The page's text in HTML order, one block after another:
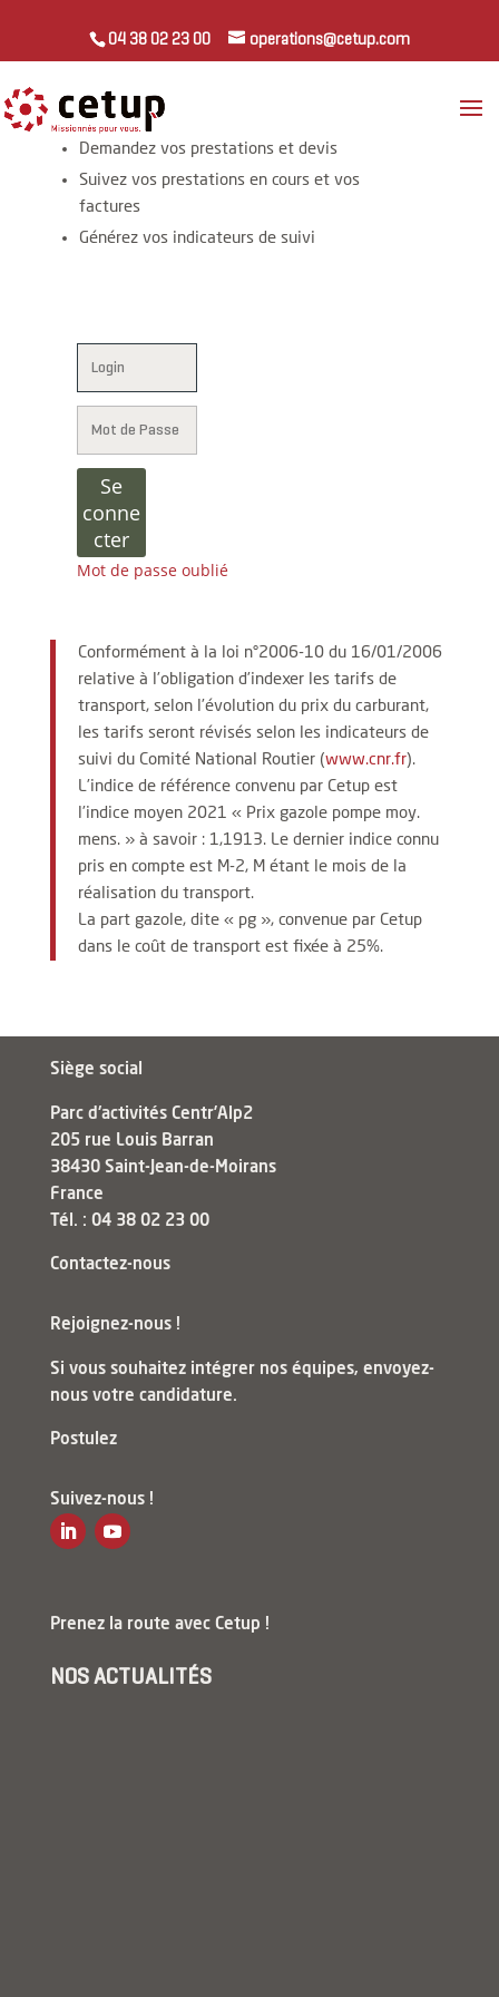
04 38 02 23 00 operations@cetup.com
Demandez vos prestations et devis
Suivez vos prestations en cours et vos
factures
Générez vos indicateurs de suivi
Se
conne
cter
Mot de passe oublié
Conformément à la loi n°2006-10 du 16/01/2006
relative à l’obligation d’indexer les tarifs de
transport, selon l’évolution du prix du carburant,
les tarifs seront révisés selon les indicateurs de
suivi du Comité National Routier (www.cnr.fr).
L’indice de référence convenu par Cetup est
l’indice moyen 2021 « Prix gazole pompe moy.
mens. » à savoir : 1,1913. Le dernier indice connu
pris en compte est M-2, M étant le mois de la
réalisation du transport.
La part gazole, dite « pg », convenue par Cetup
dans le coût de transport est fixée à 25%.
Siège social
Parc d'activités Centr’Alp2
205 rue Louis Barran
38430 Saint-Jean-de-Moirans
France
Tél. : 04 38 02 23 00
Contactez-nous
Rejoignez-nous !
Si vous souhaitez intégrer nos équipes, envoyez-
nous votre candidature.
Postulez
Suivez-nous !
Prenez la route avec Cetup !
NOS ACTUALITÉS